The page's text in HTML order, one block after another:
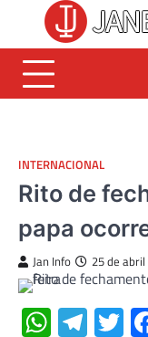
content
INTERNACIONAL
Rito de
papa
Jan Info 25 de